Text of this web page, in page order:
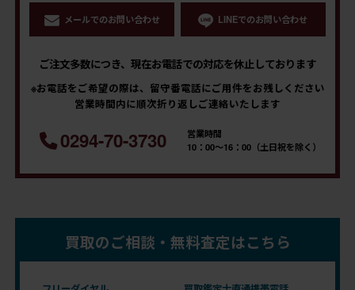
メールでのお問い合わせ LINEでのお問い合わせ
ご注文多数につき、現在お電話での対応を休止しております
※お電話をご希望の際は、留守番電話にご用件をお残しください
営業時間内に順次折り返しご連絡いたします
0294-70-3730
営業時間
10：00～16：00（土日祝を除く）
買取のご相談・無料査定はこちら